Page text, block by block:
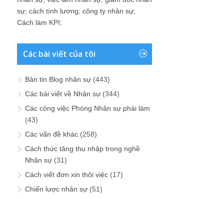
sự; cách tính lương; công ty nhân sự;
Cách làm KPI;
Các bài viết của tôi
Bản tin Blog nhân sự (443)
Các bài viết về Nhân sự (344)
Các công việc Phòng Nhân sự phải làm
(43)
Các vấn đề khác (258)
Cách thức tăng thu nhập trong nghề
Nhân sự (31)
Cách viết đơn xin thôi việc (17)
Chiến lược nhân sự (51)